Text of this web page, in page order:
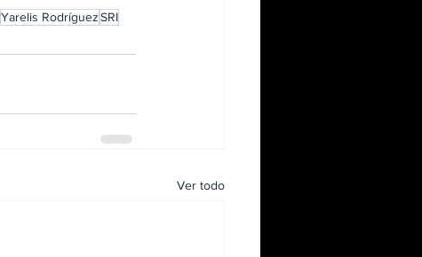
Yarelis RodríguezSRI
Ver todo